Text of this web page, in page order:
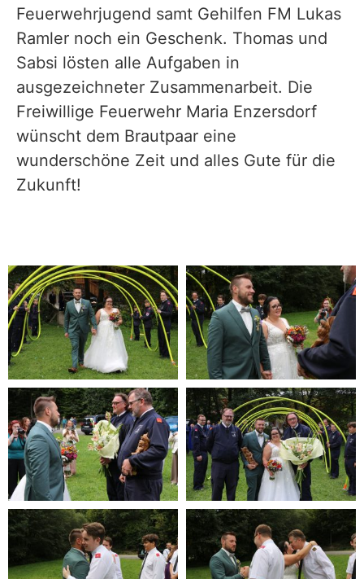
Feuerwehrjugend samt Gehilfen FM Lukas
Ramler noch ein Geschenk. Thomas und
Sabsi lösten alle Aufgaben in
ausgezeichneter Zusammenarbeit. Die
Freiwillige Feuerwehr Maria Enzersdorf
wünscht dem Brautpaar eine
wunderschöne Zeit und alles Gute für die
Zukunft!